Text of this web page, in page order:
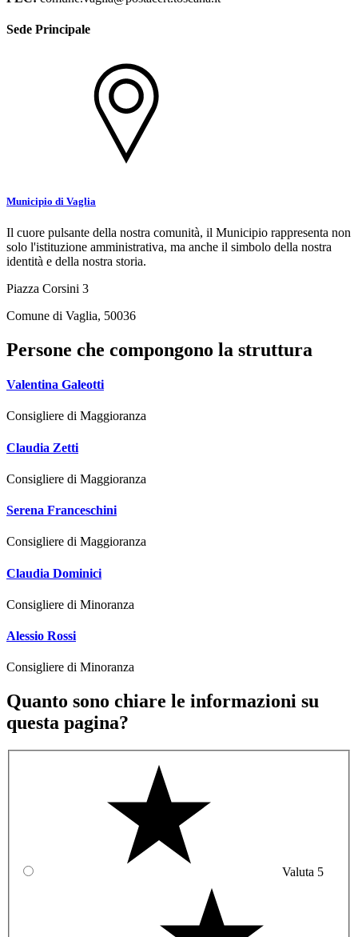
Sede Principale
Municipio di Vaglia
Il cuore pulsante della nostra comunità, il Municipio rappresenta non
solo l'istituzione amministrativa, ma anche il simbolo della nostra
identità e della nostra storia.
Piazza Corsini 3
Comune di Vaglia, 50036
Persone che compongono la struttura
Valentina Galeotti
Consigliere di Maggioranza
Claudia Zetti
Consigliere di Maggioranza
Serena Franceschini
Consigliere di Maggioranza
Claudia Dominici
Consigliere di Minoranza
Alessio Rossi
Consigliere di Minoranza
Quanto sono chiare le informazioni su
questa pagina?
Valuta 5